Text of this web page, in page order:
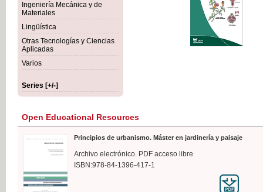
Ingeniería Mecánica y de
Materiales
Lingüística
Otras Tecnologías y Ciencias
Aplicadas
Varios
Series [+/-]
Open Educational Resources
Principios de urbanismo. Máster en jardinería y paisaje
Archivo electrónico. PDF acceso libre
ISBN:978-84-1396-417-1